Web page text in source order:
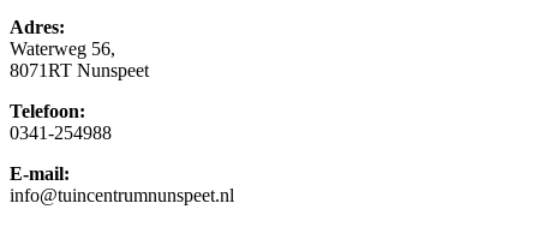
Adres:
Waterweg 56,
8071RT Nunspeet
Telefoon:
0341-254988
E-mail:
info@tuincentrumnunspeet.nl